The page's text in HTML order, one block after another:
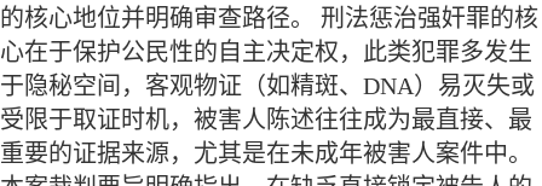
的核心地位并明确审查路径。
刑法惩治强奸罪的核
心在于保护公民性的自主决定权，此类犯罪多发生
于隐秘空间，客观物证（如精斑、 DNA）易灭失或
受限于取证时机，被害人陈述往往成为最直接、最
重要的证据来源，尤其是在未成年被害人案件中。